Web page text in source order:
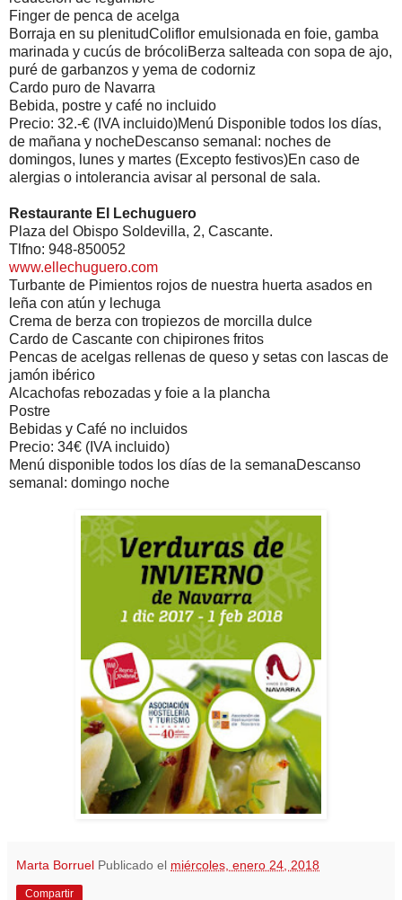
Finger de penca de acelga
Borraja en su plenitudColiflor emulsionada en foie, gamba
marinada y cucús de brócoliBerza salteada con sopa de ajo,
puré de garbanzos y yema de codorniz
Cardo puro de Navarra
Bebida, postre y café no incluido
Precio: 32.-€ (IVA incluido)Menú Disponible todos los días,
de mañana y nocheDescanso semanal: noches de
domingos, lunes y martes (Excepto festivos)En caso de
alergias o intolerancia avisar al personal de sala.
Restaurante El Lechuguero
Plaza del Obispo Soldevilla, 2, Cascante.
Tlfno: 948-850052
www.ellechuguero.com
Turbante de Pimientos rojos de nuestra huerta asados en
leña con atún y lechuga
Crema de berza con tropiezos de morcilla dulce
Cardo de Cascante con chipirones fritos
Pencas de acelgas rellenas de queso y setas con lascas de
jamón ibérico
Alcachofas rebozadas y foie a la plancha
Postre
Bebidas y Café no incluidos
Precio: 34€ (IVA incluido)
Menú disponible todos los días de la semanaDescanso
semanal: domingo noche
Marta Borruel Publicado el miércoles, enero 24, 2018
Compartir